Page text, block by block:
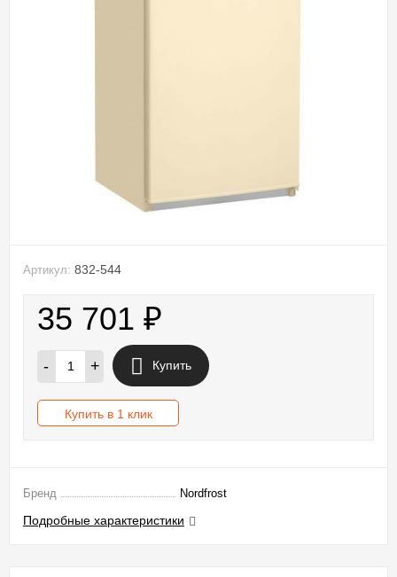
Артикул: 832-544
35 701 ₽
- + Купить
Купить в 1 клик
Бренд Nordfrost
Подробные характеристики